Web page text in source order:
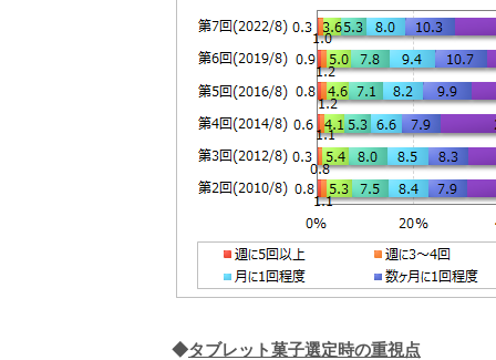
◆タブレット菓子選定時の重視点